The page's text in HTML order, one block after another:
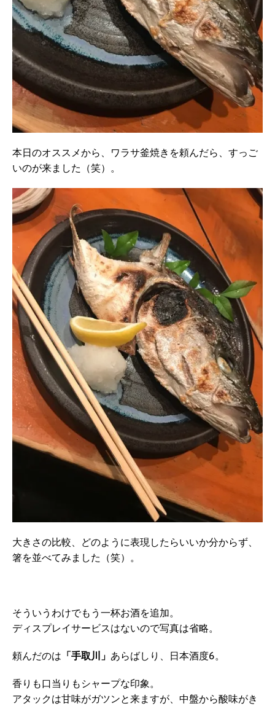
本日のオススメから、ワラサ釜焼きを頼んだら、すっご
いのが来ました（笑）。
大きさの比較、どのように表現したらいいか分からず、
箸を並べてみました（笑）。
そういうわけでもう一杯お酒を追加。
ディスプレイサービスはないので写真は省略。
頼んだのは 「手取川」 あらばしり、日本酒度6。
香りも口当りもシャープな印象。
アタックは甘味がガツンと来ますが、中盤から酸味がき